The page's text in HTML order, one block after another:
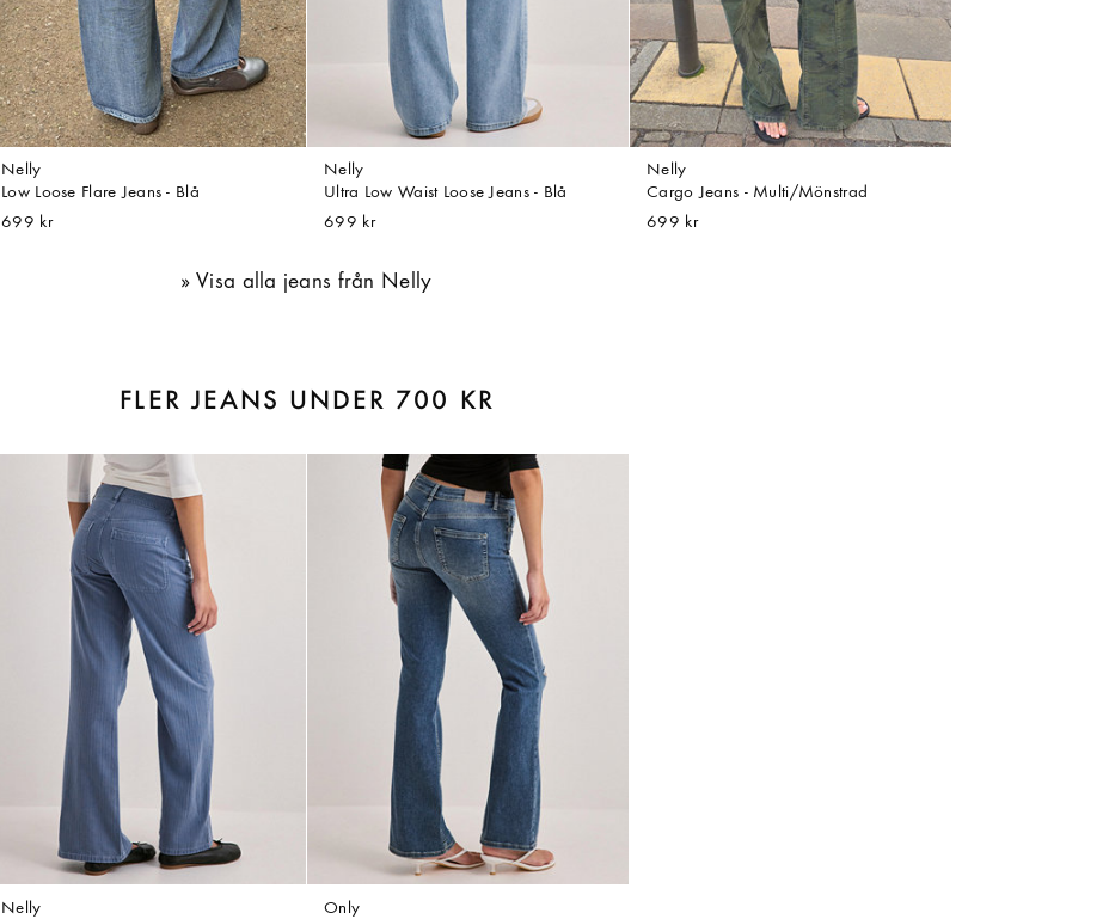
Nelly
Low Loose Flare Jeans - Blå
699 kr
Nelly
Ultra Low Waist Loose Jeans - Blå
699 kr
Nelly
Cargo Jeans - Multi/Mönstrad
699 kr
Visa alla jeans från Nelly
FLER JEANS UNDER 700 KR
Nelly
Only